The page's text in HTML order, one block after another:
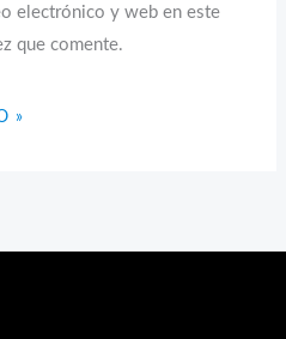
electrónico y web en este
que comente.